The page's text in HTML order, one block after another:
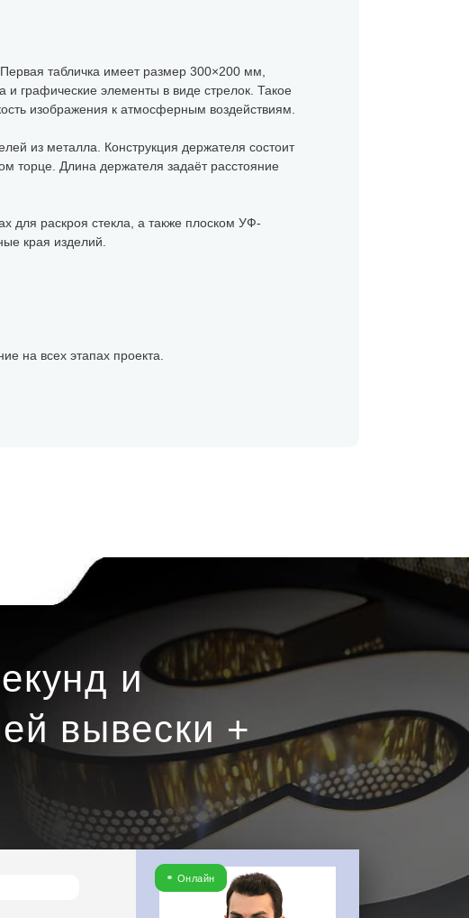
табличка имеет размер 300×200 мм,
графические элементы в виде стрелок. Такое
изображения к атмосферным воздействиям.
из металла. Конструкция держателя состоит
торце. Длина держателя задаёт расстояние
для раскроя стекла, а также плоском УФ-
края изделий.
на всех этапах проекта.
и
вывески +
Онлайн